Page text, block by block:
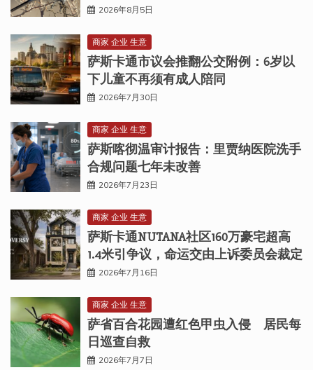
2026年8月5日
商家 企业 生意
萨斯卡通市议会推翻公交附例：6岁以
下儿童不再须有成人陪同
2026年7月30日
商家 企业 生意
萨斯喀彻温审计报告：里贾纳医院洗手
合规问题七年未改善
2026年7月23日
商家 企业 生意
萨斯卡通NUTANA社区160万豪宅超高
1.4米引争议，命运交由上诉委员会裁定
2026年7月16日
商家 企业 生意
萨省百合花园遭红色甲虫入侵 居民每
日巡查自救
2026年7月7日